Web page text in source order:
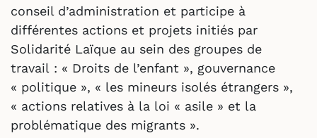
conseil d’administration et participe à
différentes actions et projets initiés par
Solidarité Laïque au sein des groupes de
travail : « Droits de l’enfant », gouvernance
« politique », « les mineurs isolés étrangers »,
« actions relatives à la loi « asile » et la
problématique des migrants ».